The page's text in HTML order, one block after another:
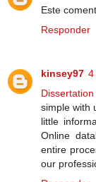
Este
Responder
kinsey97 4
simple with
little
Online
entire
our